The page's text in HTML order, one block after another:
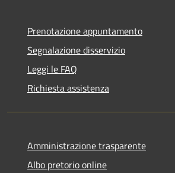
Prenotazione appuntamento
Segnalazione disservizio
Leggi le FAQ
Richiesta assistenza
Amministrazione trasparente
Albo pretorio online